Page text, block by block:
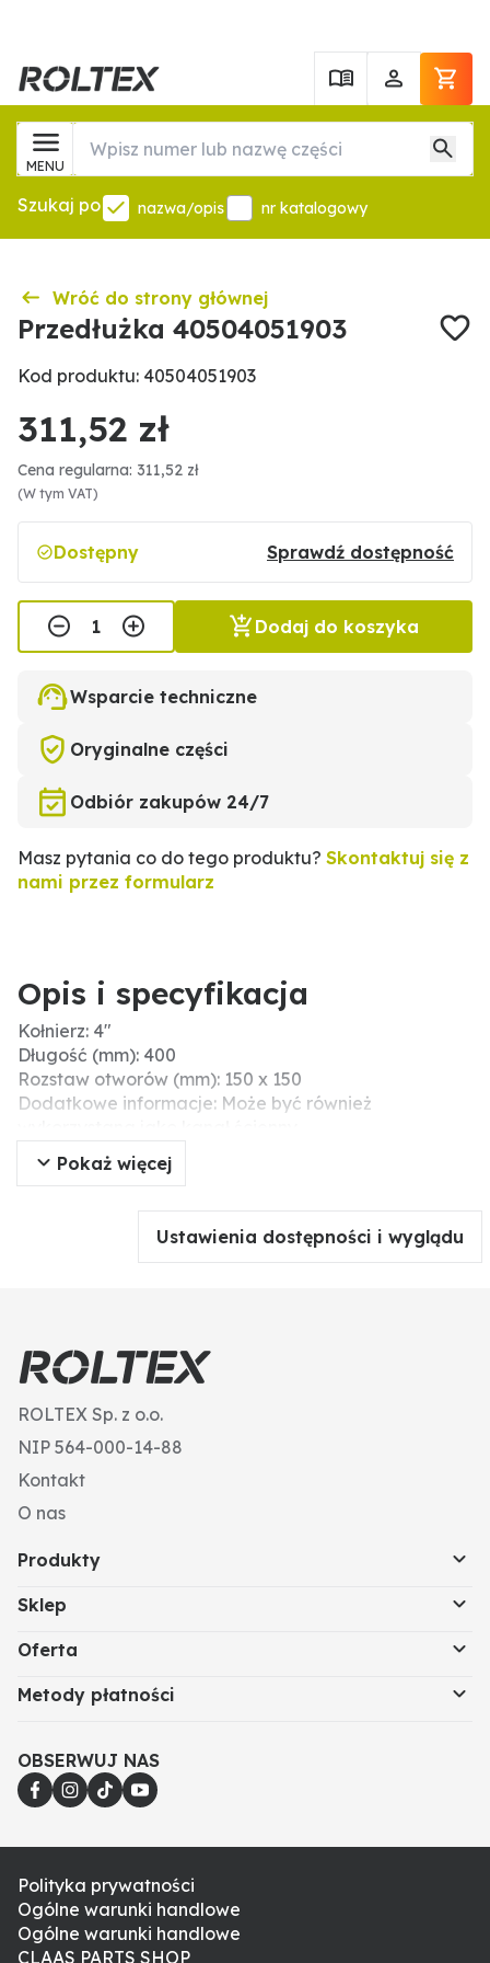
MENU
Szukaj po nazwa/opis nr katalogowy
Wróć do strony głównej
Przedłużka 40504051903
Kod produktu: 40504051903
311,52 zł
Cena regularna: 311,52 zł
(W tym VAT)
Dostępny Sprawdź dostępność
Dodaj do koszyka
Wsparcie techniczne
Oryginalne części
Odbiór zakupów 24/7
Masz pytania co do tego produktu? Skontaktuj się z
nami przez formularz
Opis i specyfikacja
Kołnierz: 4"
Długość (mm): 400
Rozstaw otworów (mm): 150 x 150
Dodatkowe informacje: Może być również
Pokaż więcej
Ustawienia dostępności i wyglądu
ROLTEX Sp. z o.o.
NIP 564-000-14-88
Kontakt
O nas
Produkty
Sklep
Oferta
Metody płatności
OBSERWUJ NAS
Polityka prywatności
Ogólne warunki handlowe
Ogólne warunki handlowe
CLAAS PARTS SHOP